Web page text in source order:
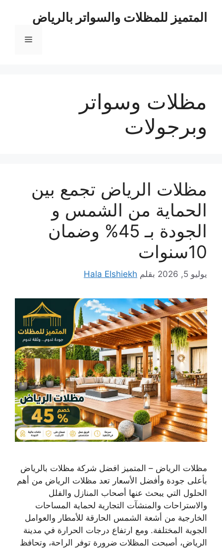
المتميز للمظلات والسواتر بالرياض
القائمة
مظلات وسواتر
وبرجولات
مظلات الرياض تجمع بين
الحماية من الشمس و
الجودة بـ 45% وضمان
10سنوات
يوليو 5, 2026 بقلم Hala Elshiekh
مظلات الرياض – المتميز افضل شركة مظلات بالرياض
بأعلى جودة وأفضل الأسعار تعد مظلات الرياض من أهم
الحلول التي يبحث عنها أصحاب المنازل والفلل
والاستراحات والمنشآت التجارية لحماية المساحات
الخارجية من أشعة الشمس الحارقة للأمطار والعوامل
الجوية المختلفة. ومع ارتفاع درجات الحرارة في مدينة
الرياض، أصبحت المظلات ضرورة توفر الراحة، وتحافظ